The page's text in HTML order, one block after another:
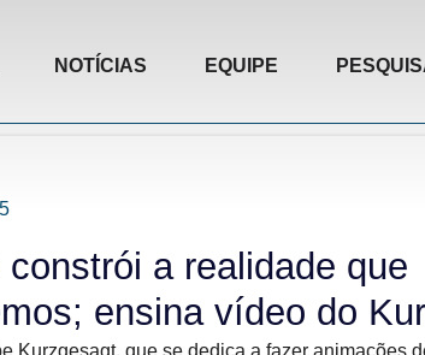
NOTÍCIAS EQUIPE
constrói a realidade que
ensina vídeo do
Kurzgesagt, que se dedica a fazer animações